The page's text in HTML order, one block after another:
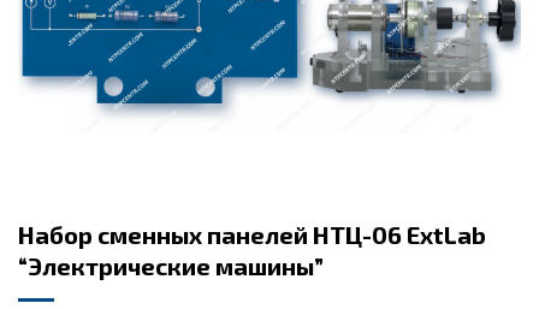
Набор сменных панелей НТЦ-06 ExtLab
“Электрические машины”